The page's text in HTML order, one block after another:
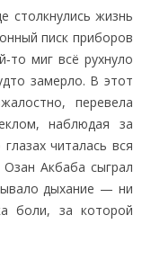
столкнулись жизнь
писк приборов
миг всё рухнуло
замерло. В этот
перевела
наблюдая за
читалась вся
Акбаба сыграл
дыхание — ни
боли, за которой